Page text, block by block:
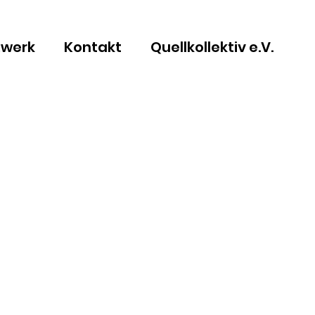
Kontakt Quellkollektiv e.V.